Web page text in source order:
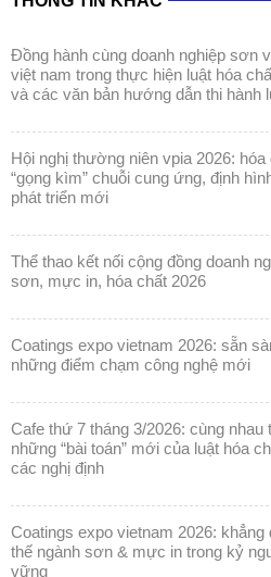
đồng hành cùng doanh nghiệp sơn và mực in
việt nam trong thực hiện luật hóa
và các văn bản hướng dẫn thi hành
hội nghị thường niên vpia 2026: hóa giải
“gọng kìm” chuỗi cung ứng, định
phát triển mới
thể thao kết nối cộng đồng doanh nghiệp
sơn, mực in, hóa chất 2026
coatings expo vietnam 2026: sẵn sàng cho
những điểm chạm công nghệ mới
cafe thứ 7 tháng 3/2026: cùng nhau tháo gỡ
những “bài toán” mới của luật hóa
các nghị định
coatings expo vietnam 2026: khẳng định vị
thế ngành sơn & mực in trong kỷ
vững